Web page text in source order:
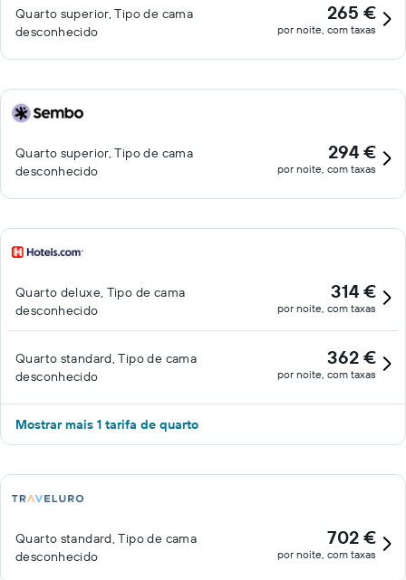
Quarto superior, Tipo de cama
desconhecido
265 €
por noite, com taxas
Quarto superior, Tipo de cama
desconhecido
294 €
por noite, com taxas
Quarto deluxe, Tipo de cama
desconhecido
314 €
por noite, com taxas
Quarto standard, Tipo de cama
desconhecido
362 €
por noite, com taxas
Mostrar mais 1 tarifa de quarto
Quarto standard, Tipo de cama
desconhecido
702 €
por noite, com taxas